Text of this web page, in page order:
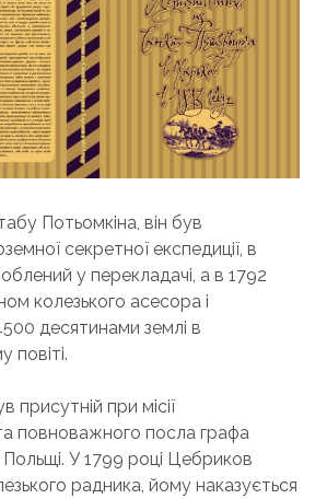
Потьомкіна, він був
секретної експедиції, в
у перекладачі, а в 1792
колезького асесора і
десятинами землі в
повіті.
присутній при місії
повноважного посла графа
У 1799 році Цебриков
радника, йому наказується